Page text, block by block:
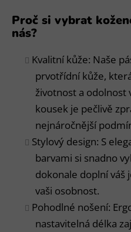
Proč si vybrat
nás?
Kvalitní kůže: Naše
prvotřídní kůže,
životnost a odolnost
kousek je pečlivě
nejnáročnější
Stylový design: S
barvami si snadno
dokonale doplní
vaši osobnost.
Pohodlné nošení:
nastavitelná délka